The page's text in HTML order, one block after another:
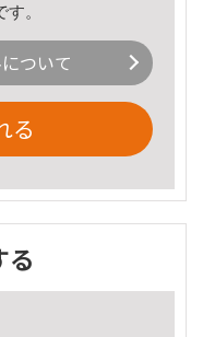
。
ついて
る
る